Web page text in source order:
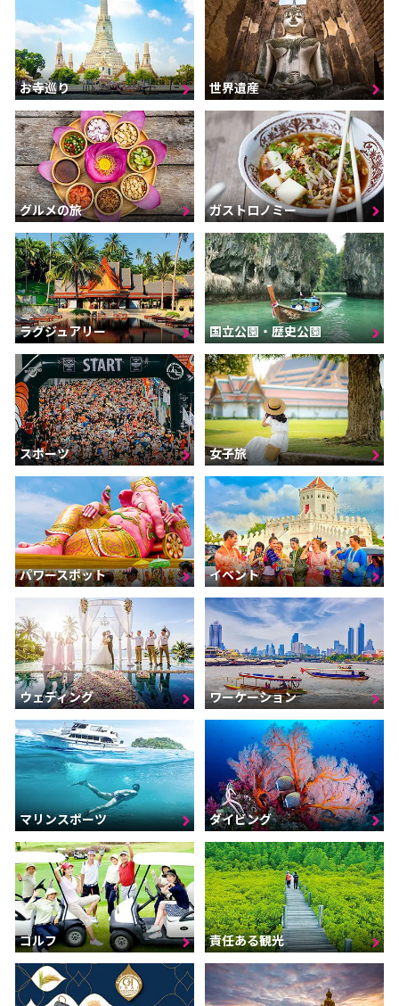
お寺巡り 世界遺産
グルメの旅 ガストロノミー
ラグジュアリー 国立公園・歴史公園
スポーツ 女子旅
パワースポット イベント
ウェディング ワーケーション
マリンスポーツ ダイビング
ゴルフ 責任ある観光